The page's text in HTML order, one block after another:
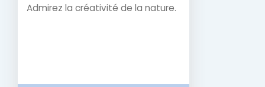
Admirez la créativité de la nature.